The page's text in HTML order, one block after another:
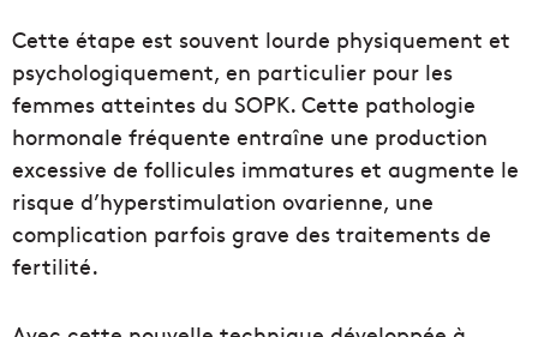
Cette étape est souvent lourde physiquement et
psychologiquement, en particulier pour les
femmes atteintes du SOPK. Cette pathologie
hormonale fréquente entraîne une production
excessive de follicules immatures et augmente le
risque d’hyperstimulation ovarienne, une
complication parfois grave des traitements de
fertilité.